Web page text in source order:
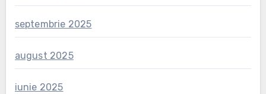
septembrie 2025
august 2025
iunie 2025